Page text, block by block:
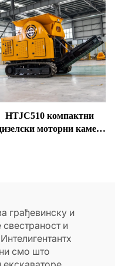
HTJC510 компактни
моторни камен
грађевинску и
и
смо што